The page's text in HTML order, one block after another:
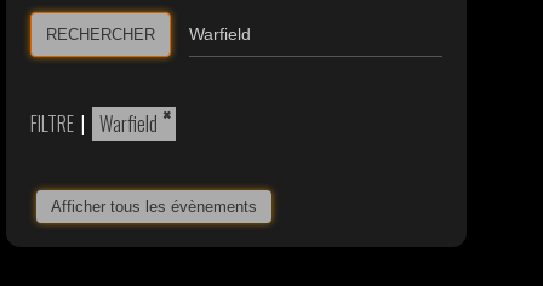
RECHERCHER
FILTRE | ×
Warfield
Afficher tous les évènements